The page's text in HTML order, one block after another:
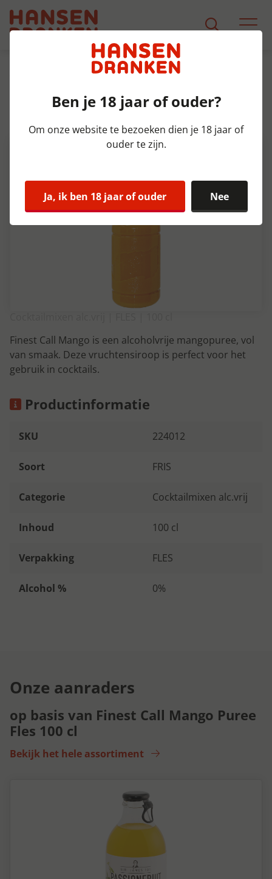
Product Detail
Finest Call Mango Puree Fles
100 cl
Finest Call Mango is een alcoholvrije mangopuree, vol
van smaak. Deze vruchtensiroop is perfect voor het
gebruik in cocktails.
Productinformatie
SKU 224012
Soort FRIS
Categorie Cocktailmixen alc.vrij
Inhoud 100 cl
Verpakking FLES
Alcohol % 0%
Onze aanraders
op basis van Finest Call Mango Puree
Fles 100 cl
Bekijk het hele assortiment
Ben je 18 jaar of ouder?
Om onze website te bezoeken dien je 18 jaar of
ouder te zijn.
Ja, ik ben 18 jaar of ouder Nee